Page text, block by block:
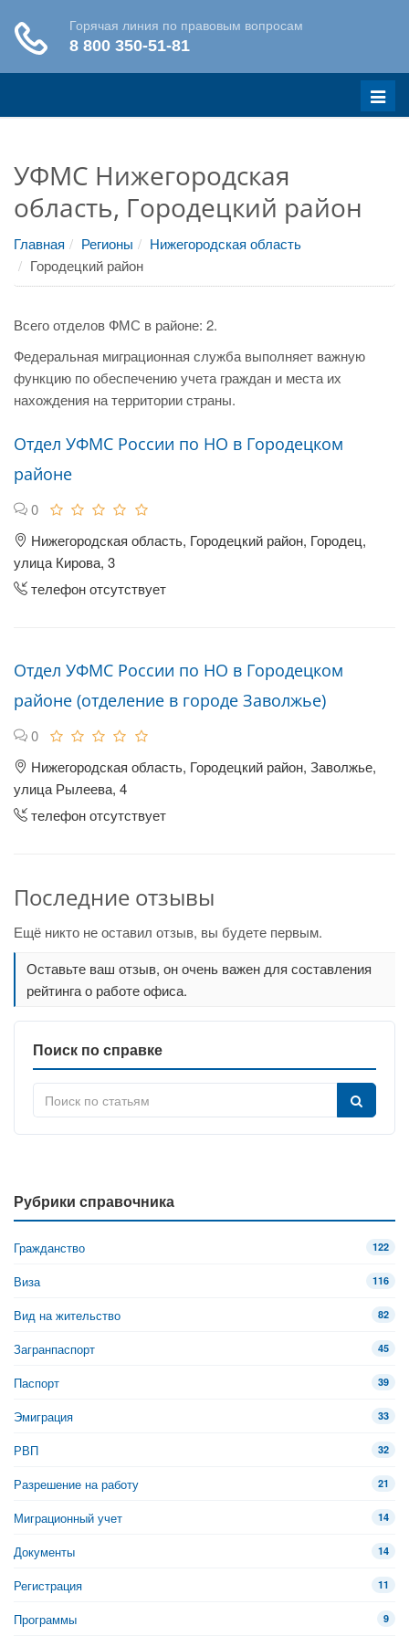
Меню
УФМС Нижегородская
область, Городецкий район
Главная Регионы
Нижегородская область
Городецкий район
Всего отделов ФМС в районе: 2.
Федеральная миграционная служба выполняет важную
функцию по обеспечению учета граждан и места их
нахождения на территории страны.
Отдел УФМС России по НО в Городецком
районе
0
Нижегородская область, Городецкий район, Городец,
улица Кирова, 3
телефон отсутствует
Отдел УФМС России по НО в Городецком
районе (отделение в городе Заволжье)
0
Нижегородская область, Городецкий район, Заволжье,
улица Рылеева, 4
телефон отсутствует
Последние отзывы
Ещё никто не оставил отзыв, вы будете первым.
Оставьте ваш отзыв, он очень важен для составления
рейтинга о работе офиса.
Поиск по справке
Рубрики справочника
Гражданство 122
Виза 116
Вид на жительство 82
Загранпаспорт 45
Паспорт 39
Эмиграция 33
РВП 32
Разрешение на работу 21
Миграционный учет 14
Документы 14
Регистрация 11
Программы 9